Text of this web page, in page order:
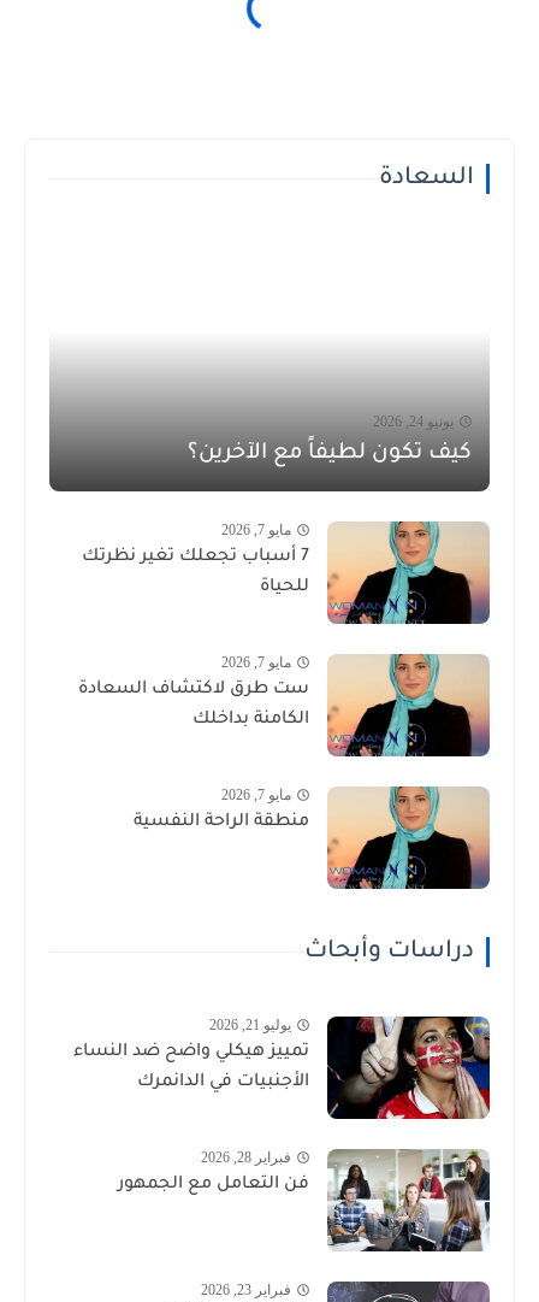
السعادة
يونيو 24, 2026
كيف تكون لطيفاً مع الآخرين؟
مايو 7, 2026
7 أسباب تجعلك تغير نظرتك
للحياة
مايو 7, 2026
ست طرق لاكتشاف السعادة
الكامنة بداخلك
مايو 7, 2026
منطقة الراحة النفسية
دراسات وأبحاث
يوليو 21, 2026
تمييز هيكلي واضح ضد النساء
الأجنبيات في الدانمرك
فبراير 28, 2026
فن التعامل مع الجمهور
فبراير 23, 2026